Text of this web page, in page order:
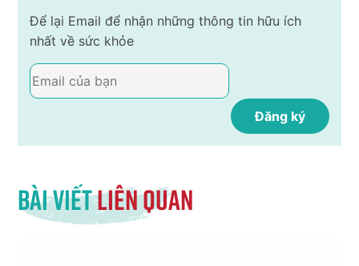
Để lại Email để nhận những thông tin hữu ích
nhất về sức khỏe
Bài viếtliên quan